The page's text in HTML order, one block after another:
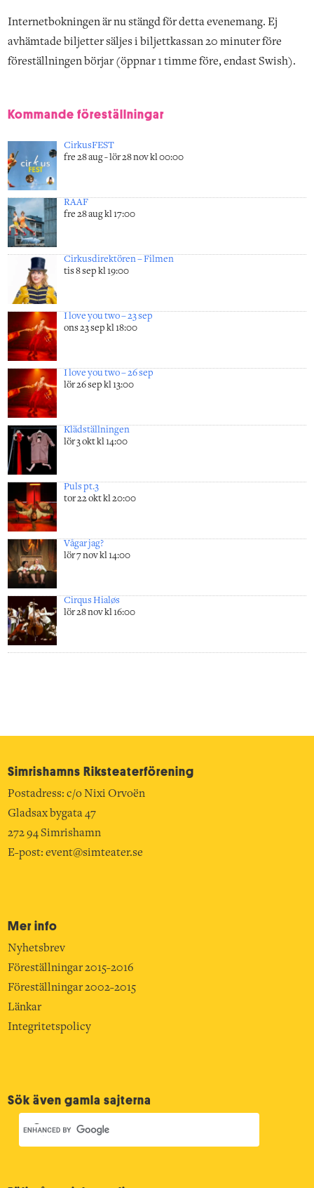
Internetbokningen är nu stängd för detta evenemang. Ej
avhämtade biljetter säljes i biljettkassan 20 minuter före
föreställningen börjar (öppnar 1 timme före, endast Swish).
Kommande föreställningar
CirkusFEST
fre 28 aug - lör 28 nov kl 00:00
RAAF
fre 28 aug kl 17:00
Cirkusdirektören – Filmen
tis 8 sep kl 19:00
I love you two – 23 sep
ons 23 sep kl 18:00
I love you two – 26 sep
lör 26 sep kl 13:00
Klädställningen
lör 3 okt kl 14:00
Puls pt.3
tor 22 okt kl 20:00
Vågar jag?
lör 7 nov kl 14:00
Cirqus Hialøs
lör 28 nov kl 16:00
Simrishamns Riksteater­förening
Postadress: c/o Nixi Orvoën
Gladsax bygata 47
272 94 Simrishamn
E-post:event@simteater.se
Mer info
Nyhetsbrev
Föreställningar 2015-2016
Föreställningar 2002-2015
Länkar
Integritetspolicy
Sök även gamla sajterna